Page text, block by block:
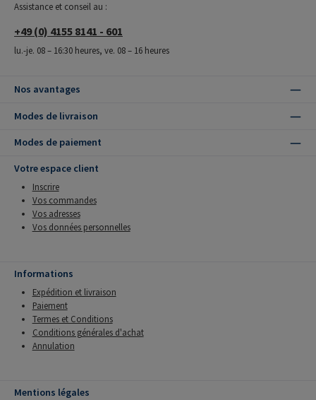
Assistance et conseil au :
+49 (0) 4155 8141 - 601
lu.-je. 08 – 16:30 heures, ve. 08 – 16 heures
Nos avantages
Modes de livraison
Modes de paiement
Votre espace client
Inscrire
Vos commandes
Vos adresses
Vos données personnelles
Informations
Expédition et livraison
Paiement
Termes et Conditions
Conditions générales d'achat
Annulation
Mentions légales